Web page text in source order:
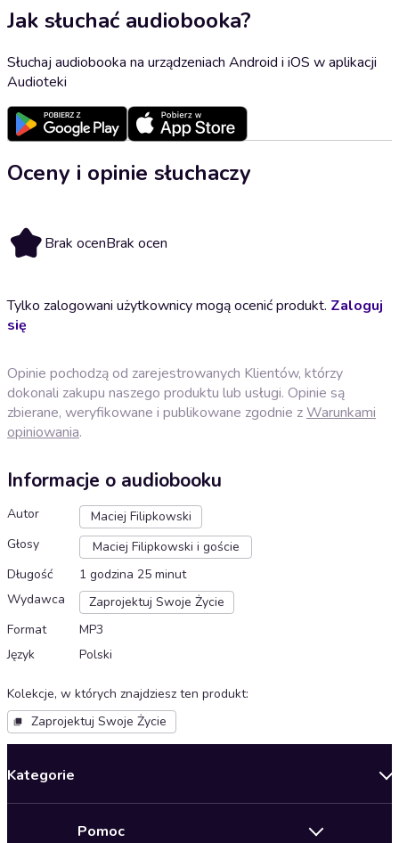
Jak słuchać audiobooka?
Słuchaj audiobooka na urządzeniach Android i iOS w aplikacji
Audioteki
Oceny i opinie słuchaczy
Brak ocenBrak ocen
Tylko zalogowani użytkownicy mogą ocenić produkt. Zaloguj
się
Opinie pochodzą od zarejestrowanych Klientów, którzy
dokonali zakupu naszego produktu lub usługi. Opinie są
zbierane, weryfikowane i publikowane zgodnie zWarunkami
opiniowania.
Informacje o audiobooku
Autor
Maciej Filipkowski
Głosy
Maciej Filipkowski i goście
Długość
1 godzina 25 minut
Wydawca
Zaprojektuj Swoje Życie
Format
MP3
Język
Polski
Kolekcje, w których znajdziesz ten produkt:
Zaprojektuj Swoje Życie
Kategorie
Pomoc